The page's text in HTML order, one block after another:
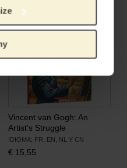
Vincent van Gogh: An
Artist's Struggle
IDIOMA: FR, EN, NL Y CN
€ 15,55